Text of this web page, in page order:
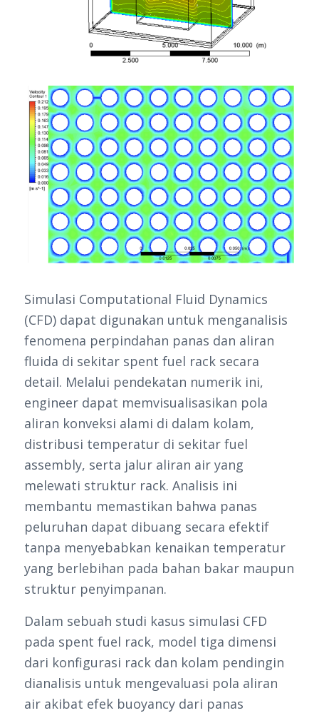
Simulasi Computational Fluid Dynamics
(CFD) dapat digunakan untuk menganalisis
fenomena perpindahan panas dan aliran
fluida di sekitar spent fuel rack secara
detail. Melalui pendekatan numerik ini,
engineer dapat memvisualisasikan pola
aliran konveksi alami di dalam kolam,
distribusi temperatur di sekitar fuel
assembly, serta jalur aliran air yang
melewati struktur rack. Analisis ini
membantu memastikan bahwa panas
peluruhan dapat dibuang secara efektif
tanpa menyebabkan kenaikan temperatur
yang berlebihan pada bahan bakar maupun
struktur penyimpanan.
Dalam sebuah studi kasus simulasi CFD
pada spent fuel rack, model tiga dimensi
dari konfigurasi rack dan kolam pendingin
dianalisis untuk mengevaluasi pola aliran
air akibat efek buoyancy dari panas